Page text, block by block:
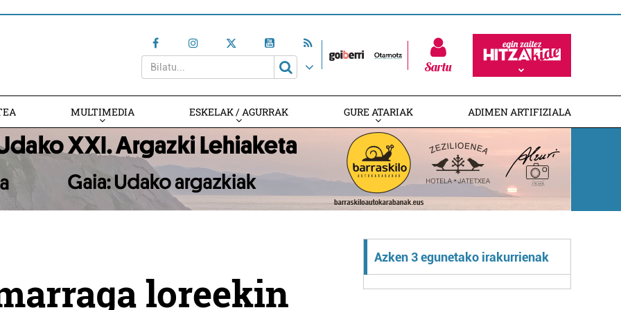
Sartu
MULTIMEDIA ESKELAK / AGURRAK GURE ATARIAK ADIMEN ARTIFIZIALA
loreekin
Azken 3 egunetako irakurrienak